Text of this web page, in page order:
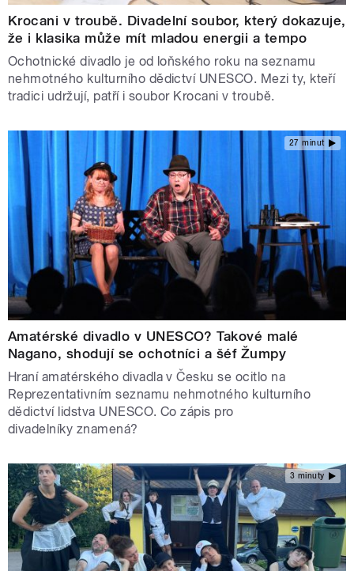
Krocani v troubě. Divadelní soubor, který dokazuje,
že i klasika může mít mladou energii a tempo
Ochotnické divadlo je od loňského roku na seznamu
nehmotného kulturního dědictví UNESCO. Mezi ty, kteří
tradici udržují, patří i soubor Krocani v troubě.
27 minut
Amatérské divadlo v UNESCO? Takové malé
Nagano, shodují se ochotníci a šéf Žumpy
Hraní amatérského divadla v Česku se ocitlo na
Reprezentativním seznamu nehmotného kulturního
dědictví lidstva UNESCO. Co zápis pro
divadelníky znamená?
3 minuty